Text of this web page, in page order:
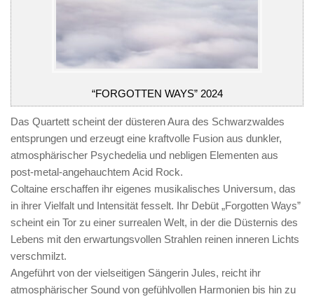
“FORGOTTEN WAYS” 2024
Das Quartett scheint der düsteren Aura des Schwarzwaldes
entsprungen und erzeugt eine kraftvolle Fusion aus dunkler,
atmosphärischer Psychedelia und nebligen Elementen aus
post-metal-angehauchtem Acid Rock.
Coltaine erschaffen ihr eigenes musikalisches Universum, das
in ihrer Vielfalt und Intensität fesselt. Ihr Debüt „Forgotten Ways”
scheint ein Tor zu einer surrealen Welt, in der die Düsternis des
Lebens mit den erwartungsvollen Strahlen reinen inneren Lichts
verschmilzt.
Angeführt von der vielseitigen Sängerin Jules, reicht ihr
atmosphärischer Sound von gefühlvollen Harmonien bis hin zu